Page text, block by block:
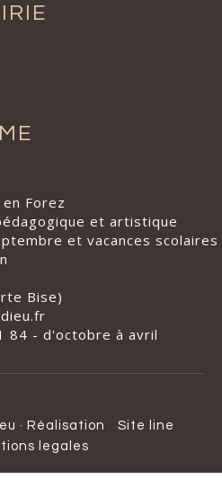
Forez
et artistique
et vacances scolaires
Bise)
84 - d'octobre à avril
· Réalisation
Site line
legales